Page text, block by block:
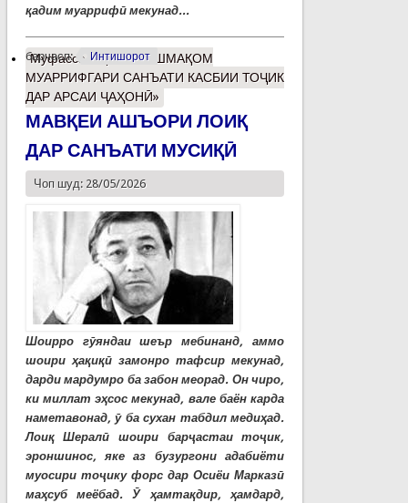
қадим муаррифӣ мекунад...
барчасп: Интишорот
Муфассалтаро «ШАШМАҚОМ
МУАРРИФГАРИ САНЪАТИ КАСБИИ ТОҶИК
ДАР АРСАИ ҶАҲОНӢ»
МАВҚЕИ АШЪОРИ ЛОИҚ
ДАР САНЪАТИ МУСИҚӢ
Чоп шуд: 28/05/2026
Шоирро гӯяндаи шеър мебинанд, аммо
шоири ҳақиқӣ замонро тафсир мекунад,
дарди мардумро ба забон меорад. Он чиро,
ки миллат эҳсос мекунад, вале баён карда
наметавонад, ӯ ба сухан табдил медиҳад.
Лоиқ Шералӣ шоири барҷастаи тоҷик,
эроншинос, яке аз бузургони адабиёти
муосири тоҷику форс дар Осиёи Марказӣ
маҳсуб меёбад. Ӯ ҳамтақдир, ҳамдард,